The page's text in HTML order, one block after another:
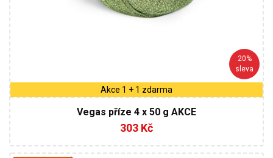
20%
sleva
Akce 1 + 1 zdarma
Vegas příze 4 x 50 g AKCE
303 Kč